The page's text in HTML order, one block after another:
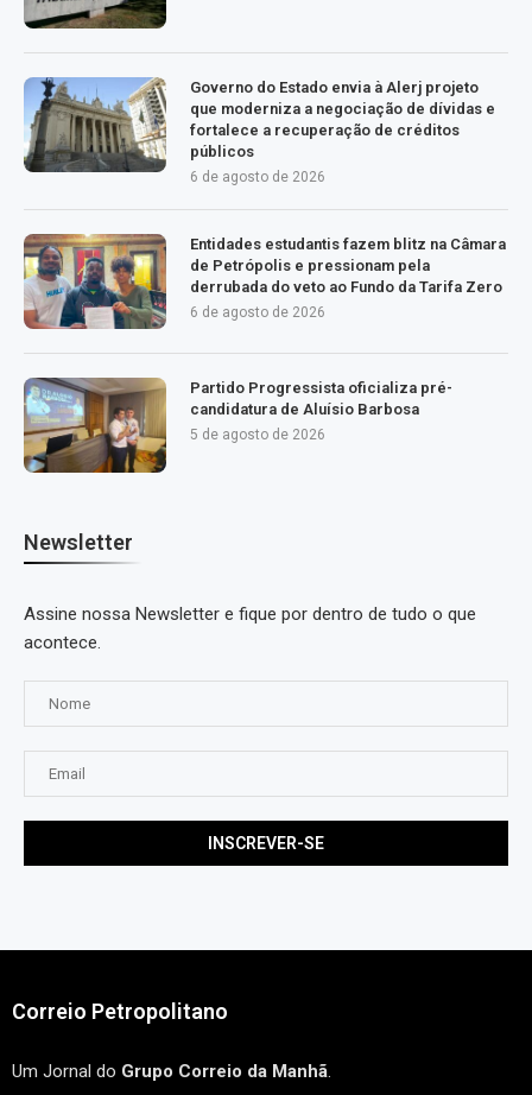
Governo do Estado envia à Alerj projeto
que moderniza a negociação de dívidas e
fortalece a recuperação de créditos
públicos
6 de agosto de 2026
Entidades estudantis fazem blitz na Câmara
de Petrópolis e pressionam pela
derrubada do veto ao Fundo da Tarifa Zero
6 de agosto de 2026
Partido Progressista oficializa pré-
candidatura de Aluísio Barbosa
5 de agosto de 2026
Newsletter
Assine nossa Newsletter e fique por dentro de tudo o que
acontece.
Correio Petropolitano
Um Jornal do Grupo Correio da Manhã.